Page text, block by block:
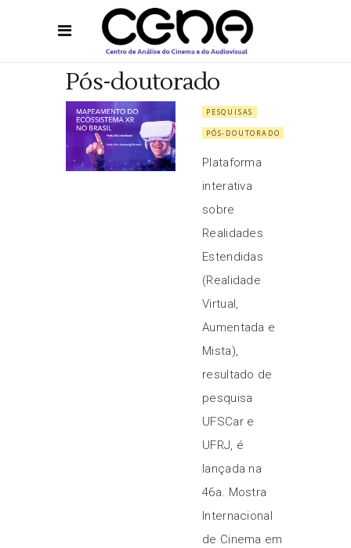
Pós-doutorado
PESQUISAS
PÓS-DOUTORADO
Plataforma
interativa
sobre
Realidades
Estendidas
(Realidade
Virtual,
Aumentada e
Mista),
resultado de
pesquisa
UFSCar e
UFRJ, é
lançada na
46a. Mostra
Internacional
de Cinema em